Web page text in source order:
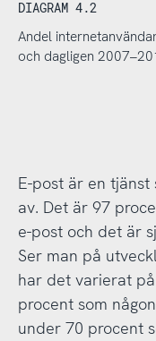
DIAGRAM 4.2
Andel
och dagligen
E-post är en
av. Det är 97
e-post och det är
Ser man på
har det varierat
procent som
under 70 procent